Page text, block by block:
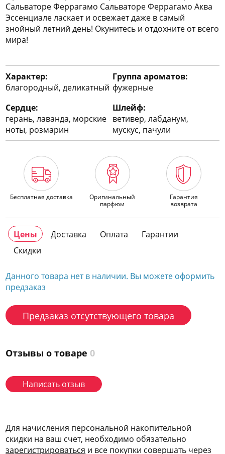
Сальваторе Феррагамо Сальваторе Феррагамо Аква
Эссенциале ласкает и освежает даже в самый
знойный летний день! Окунитесь и отдохните от всего
мира!
Характер:
благородный, деликатный
Группа ароматов:
фужерные
Сердце:
герань, лаванда, морские
ноты, розмарин
Шлейф:
ветивер, лабданум,
мускус, пачули
Бесплатная доставка
Оригинальный
парфюм
Гарантия
возврата
Цены Доставка Оплата
Гарантии
Скидки
Данного товара нет в наличии. Вы можете оформить
предзаказ
Предзаказ отсутствующего товара
Отзывы о товаре 0
Написать отзыв
Для начисления персональной накопительной
скидки на ваш счет, необходимо обязательно
зарегистрироваться и все покупки совершать через